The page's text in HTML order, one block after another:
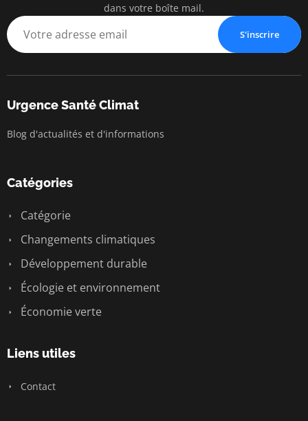
dans votre boîte mail.
S'inscrire
Urgence Santé Climat
Blog d'actualités et d'informations
Catégories
Catégorie
Changements climatiques
Développement durable
Écologie et environnement
Économie verte
Liens utiles
Contact